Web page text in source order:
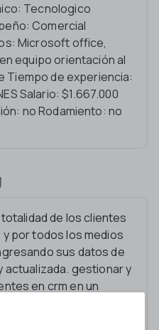
Tecnologico
Comercial
Microsoft office,
equipo orientación al
Tiempo de experiencia:
Salario: $1.667.000
no Rodamiento: no
de los clientes
por todos los medios
sus datos de
actualizada. gestionar y
en crm en un
oportuno a